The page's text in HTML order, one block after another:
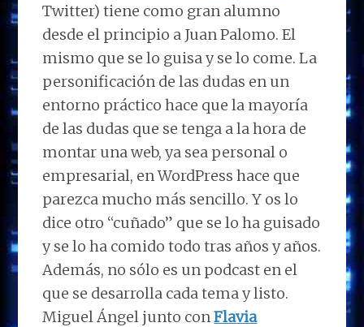
Twitter) tiene como gran alumno
desde el principio a Juan Palomo. El
mismo que se lo guisa y se lo come. La
personificación de las dudas en un
entorno práctico hace que la mayoría
de las dudas que se tenga a la hora de
montar una web, ya sea personal o
empresarial, en WordPress hace que
parezca mucho más sencillo. Y os lo
dice otro “cuñado” que se lo ha guisado
y se lo ha comido todo tras años y años.
Además, no sólo es un podcast en el
que se desarrolla cada tema y listo.
Miguel Ángel junto con Flavia